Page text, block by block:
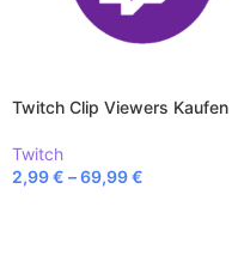
Twitch Clip Viewers Kaufen
Twitch
2,99€ –69,99€